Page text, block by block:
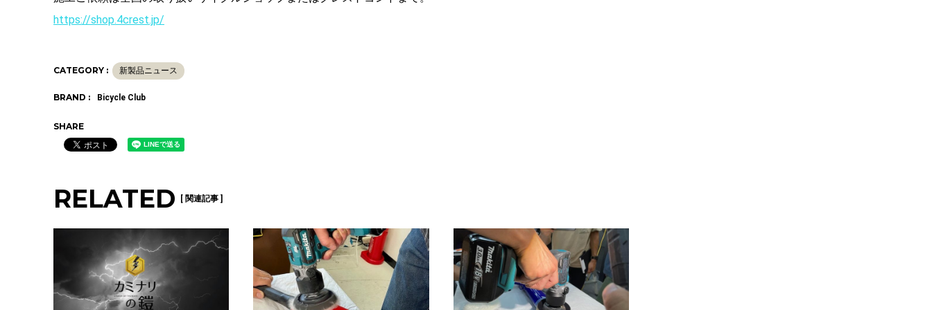
https://shop.4crest.jp/
CATEGORY : 新製品ニュース
BRAND : Bicycle Club
SHARE
RELATED [ 関連記事 ]